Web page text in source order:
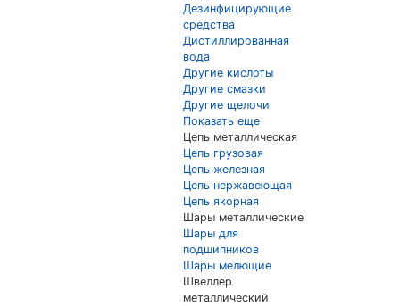
Дезинфицирующие
средства
Дистиллированная
вода
Другие кислоты
Другие смазки
Другие щелочи
Показать еще
Цепь металлическая
Цепь грузовая
Цепь железная
Цепь нержавеющая
Цепь якорная
Шары металлические
Шары для
подшипников
Шары мелющие
Швеллер
металлический